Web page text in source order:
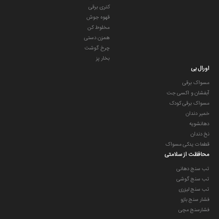
مسواک با ویژگی‌های منحصر به فرد خود، از جمله هوش مصنوعی، کنترل
فشار لثه و سر مسواک CrossAction، به شما کمک می‌کند تا
دندان‌های خود را به بهترین شکل ممکن تمیز کنید و لبخندی درخشان‌تر
کتری برقی
قهوه جوش
مخلوط کن
همزن دستی
چرخ گوشت
بخار پز
اورال بی
مسواک برقی
آبفشان و اکسی جت
مسواک برقی کودک
خمیر دندان
دهانشویه
نخ دندان
قطعات یدکی مسواک
محافظت از سلامتی
تب سنج دهانی
تب سنج گوشی
تب سنج لیزری
فشار سنج بازو
فشارسنج مچی